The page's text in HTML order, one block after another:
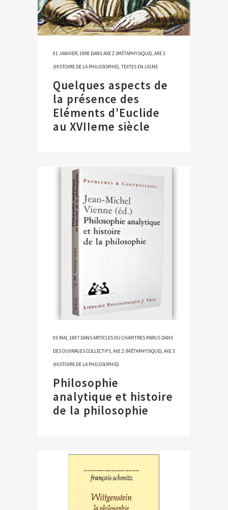
01 JANVIER, 1998 DANSAXE 2 (MÉTAPHYSIQUE),AXE 3
(HISTOIRE DE LA PHILOSOPHIE),TEXTES EN LIGNE
Quelques aspects de
la présence des
Eléments d’Euclide
au XVIIeme siècle
03 MAI, 1997 DANSARTICLES OU CHAPITRES PARUS DANS
DES OUVRAGES COLLECTIFS,AXE 2 (MÉTAPHYSIQUE),AXE 3
(HISTOIRE DE LA PHILOSOPHIE)
Philosophie
analytique et histoire
de la philosophie